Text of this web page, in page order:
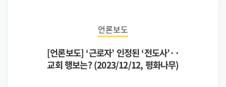
언론보도
[언론보도] ‘근로자’ 인정된 ‘전도사’··
교회 행보는? (2023/12/12, 평화나무)